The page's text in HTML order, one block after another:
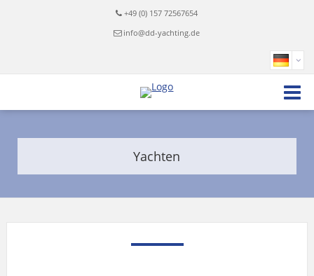
+49 (0) 157 72567654
info@dd-yachting.de
Yachten